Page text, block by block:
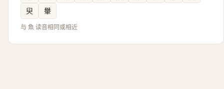
臾
轝
与 魚 读音相同或相近